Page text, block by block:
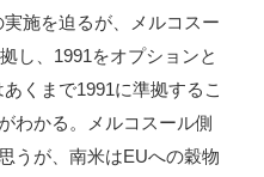
施を迫るが、メルコスー
し、1991をオプションと
くまで1991に準拠するこ
わかる。メルコスール側
うが、南米はEUへの穀物